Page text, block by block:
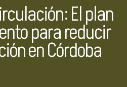
El plan
para reducir
en Córdoba